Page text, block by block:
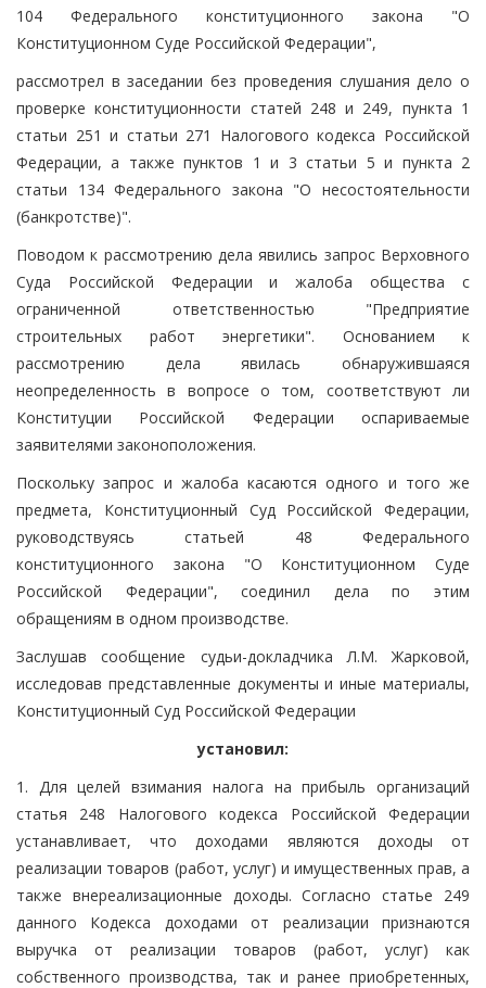
104 Федерального конституционного закона "О
Конституционном Суде Российской Федерации",
рассмотрел в заседании без проведения слушания дело о
проверке конституционности статей 248 и 249, пункта 1
статьи 251 и статьи 271 Налогового кодекса Российской
Федерации, а также пунктов 1 и 3 статьи 5 и пункта 2
статьи 134 Федерального закона "О несостоятельности
(банкротстве)".
Поводом к рассмотрению дела явились запрос Верховного
Суда Российской Федерации и жалоба общества с
ограниченной ответственностью "Предприятие
строительных работ энергетики". Основанием к
рассмотрению дела явилась обнаружившаяся
неопределенность в вопросе о том, соответствуют ли
Конституции Российской Федерации оспариваемые
заявителями законоположения.
Поскольку запрос и жалоба касаются одного и того же
предмета, Конституционный Суд Российской Федерации,
руководствуясь статьей 48 Федерального
конституционного закона "О Конституционном Суде
Российской Федерации", соединил дела по этим
обращениям в одном производстве.
Заслушав сообщение судьи-докладчика Л.М. Жарковой,
исследовав представленные документы и иные материалы,
Конституционный Суд Российской Федерации
установил:
1. Для целей взимания налога на прибыль организаций
статья 248 Налогового кодекса Российской Федерации
устанавливает, что доходами являются доходы от
реализации товаров (работ, услуг) и имущественных прав, а
также внереализационные доходы. Согласно статье 249
данного Кодекса доходами от реализации признаются
выручка от реализации товаров (работ, услуг) как
собственного производства, так и ранее приобретенных,